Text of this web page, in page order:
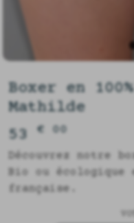
Boxer en
Mathilde
53€ 00
Découvrez notre
Bio ou
française.